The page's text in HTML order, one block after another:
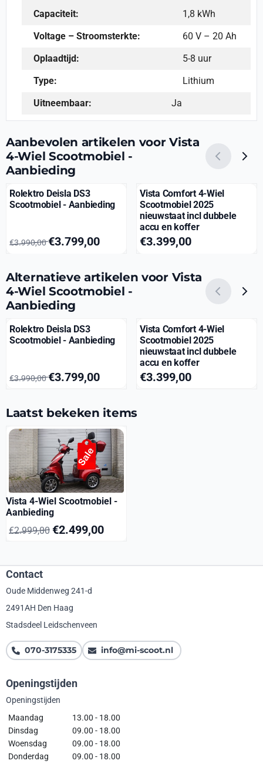
Capaciteit:
1,8 kWh
Voltage – Stroomsterkte:
60 V – 20 Ah
Oplaadtijd:
5-8 uur
Type:
Lithium
Uitneembaar: Ja
Aanbevolen artikelen voorVista
4-Wiel Scootmobiel -
Aanbieding
Rolektro Deisla DS3
Scootmobiel - Aanbieding
Van 3 990,00 voor 3 799,00
€3.990,00€3.799,00
Vista Comfort 4-Wiel
Scootmobiel 2025
nieuwstaat incl dubbele
accu en koffer
Prijs: 3 399,00
€3.399,00
Alternatieve artikelen voor Vista
4-Wiel Scootmobiel -
Aanbieding
Rolektro Deisla DS3
Scootmobiel - Aanbieding
Van 3 990,00 voor 3 799,00
€3.990,00€3.799,00
Vista Comfort 4-Wiel
Scootmobiel 2025
nieuwstaat incl dubbele
accu en koffer
Prijs: 3 399,00
€3.399,00
Laatst bekeken items
Vista 4-Wiel Scootmobiel -
Aanbieding
€2.999,00 €2.499,00
Contact
Oude Middenweg 241-d
2491AH Den Haag
Stadsdeel Leidschenveen
070-3175335 info@mi-scoot.nl
Openingstijden
Openingstijden
Maandag
13.00 - 18.00
Dinsdag
09.00 - 18.00
Woensdag
09.00 - 18.00
Donderdag
09.00 - 18.00